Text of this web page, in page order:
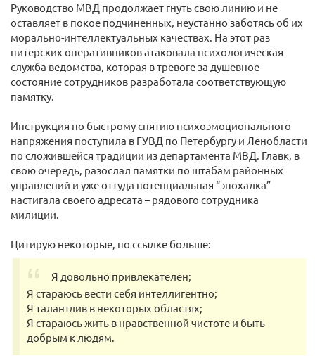
Руководство МВД продолжает гнуть свою линию и не
оставляет в покое подчиненных, неустанно заботясь об их
морально-интеллектуальных качествах. На этот раз
питерских оперативников атаковала психологическая
служба ведомства, которая в тревоге за душевное
состояние сотрудников разработала соответствующую
памятку.
Инструкция по быстрому снятию психоэмоционального
напряжения поступила в ГУВД по Петербургу и Ленобласти
по сложившейся традиции из департамента МВД. Главк, в
свою очередь, разослал памятки по штабам районных
управлений и уже оттуда потенциальная “эпохалка”
настигала своего адресата – рядового сотрудника
милиции.
Цитирую некоторые, по ссылке больше:
Я довольно привлекателен;
Я стараюсь вести себя интеллигентно;
Я талантлив в некоторых областях;
Я стараюсь жить в нравственной чистоте и быть
добрым к людям.